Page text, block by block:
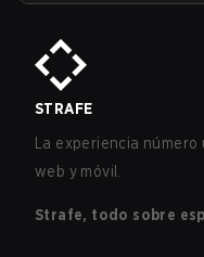
STRAFE
La experiencia
web y móvil.
Strafe, todo sobre